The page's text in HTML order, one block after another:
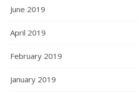
June 2019
April 2019
February 2019
January 2019